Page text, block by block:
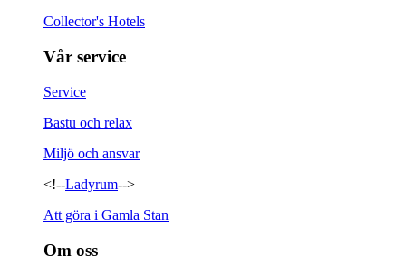
Collector's Hotels
Vår service
Service
Bastu och relax
Miljö och ansvar
<!--Ladyrum-->
Att göra i Gamla Stan
Om oss